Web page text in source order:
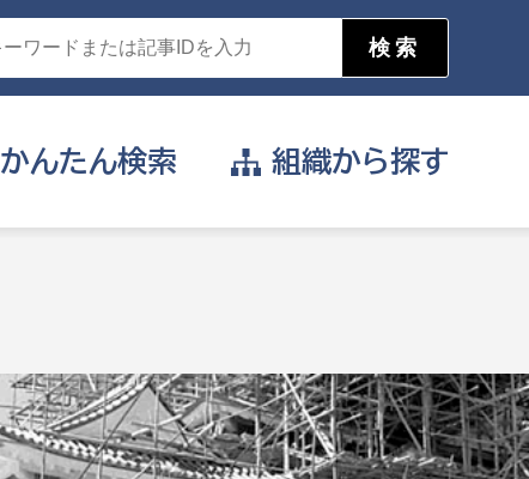
消防
かんたん検索
届け出や申請をしたい
組織から探す
事業課